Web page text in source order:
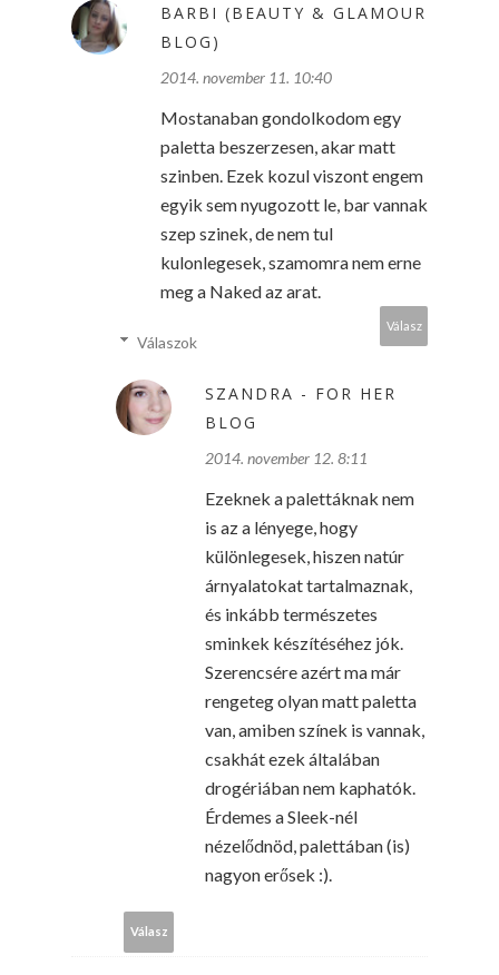
BARBI (BEAUTY & GLAMOUR
BLOG)
2014. november 11. 10:40
Mostanaban gondolkodom egy
paletta beszerzesen, akar matt
szinben. Ezek kozul viszont engem
egyik sem nyugozott le, bar vannak
szep szinek, de nem tul
kulonlegesek, szamomra nem erne
meg a Naked az arat.
Válasz
Válaszok
SZANDRA - FOR HER
BLOG
2014. november 12. 8:11
Ezeknek a palettáknak nem
is az a lényege, hogy
különlegesek, hiszen natúr
árnyalatokat tartalmaznak,
és inkább természetes
sminkek készítéséhez jók.
Szerencsére azért ma már
rengeteg olyan matt paletta
van, amiben színek is vannak,
csakhát ezek általában
drogériában nem kaphatók.
Érdemes a Sleek-nél
nézelődnöd, palettában (is)
nagyon erősek :).
Válasz